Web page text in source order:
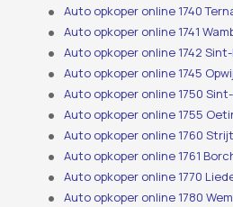
Auto opkoper online 1740
Auto opkoper online 1741
Auto opkoper online 1742
Auto opkoper online 1745
Auto opkoper online 1750
Auto opkoper online 1755
Auto opkoper online 1760
Auto opkoper online 1761
Auto opkoper online 1770
Auto opkoper online 1780